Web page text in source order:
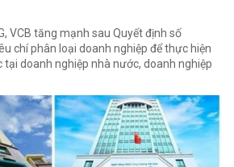
VCB tăng mạnh sau Quyết định số
chí phân loại doanh nghiệp để thực hiện
tại doanh nghiệp nhà nước, doanh nghiệp